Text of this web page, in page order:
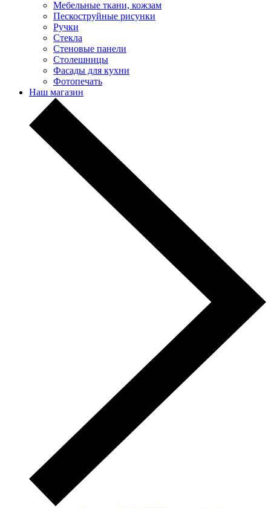
Мебельные ткани, кожзам
Пескоструйные рисунки
Ручки
Стекла
Стеновые панели
Столешницы
Фасады для кухни
Фотопечать
Наш магазин